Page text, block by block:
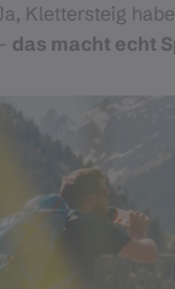
Klettersteig
das macht echt